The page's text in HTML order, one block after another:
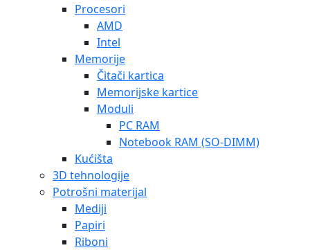
Procesori
AMD
Intel
Memorije
Čitači kartica
Memorijske kartice
Moduli
PC RAM
Notebook RAM (SO-DIMM)
Kućišta
3D tehnologije
Potrošni materijal
Mediji
Papiri
Riboni